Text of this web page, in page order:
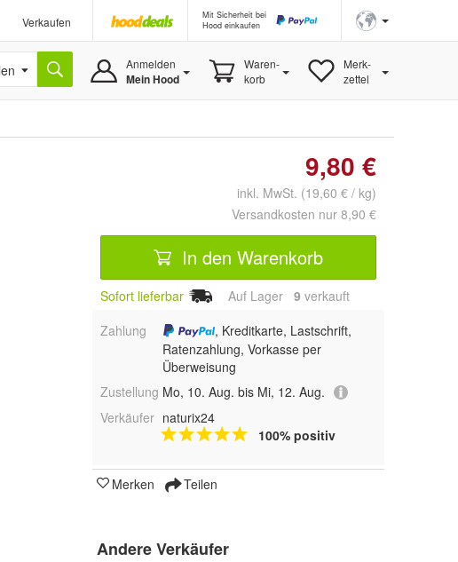
Verkaufen
Mit Sicherheit bei
Hood einkaufen
Anmelden
Mein Hood
Waren-
korb
Merk-
zettel
9,80 €
inkl. MwSt. (19,60 € / kg)
Versandkosten nur 8,90 €
In den Warenkorb
Sofort lieferbar Auf Lager 9 verkauft
Zahlung
, Kreditkarte, Lastschrift,
Ratenzahlung, Vorkasse per
Überweisung
Zustellung Mo, 10. Aug. bis Mi, 12. Aug.
Verkäufer naturix24
100% positiv
Merken Teilen
Andere Verkäufer